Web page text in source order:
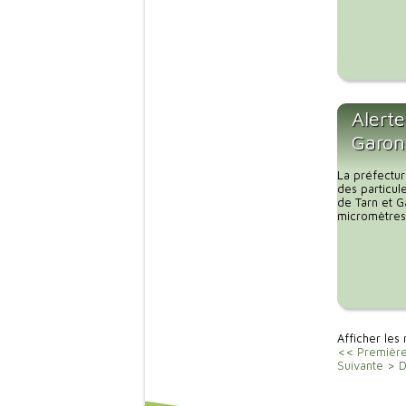
La
des
de Tarn et
Afficher les
<< Première
Suivante >